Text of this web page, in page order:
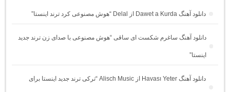
دانلود آهنگ Dawet a Kurda از Delal “هوش مصنوعی کرد ترند اینستا”
دانلود آهنگ ساغرم شکست ای ساقی “هوش مصنوعی با صدای زن ترند جدید
اینستا”
دانلود آهنگ Havası Yeter از Alisch Music “ترکی ترند جدید اینستا برای